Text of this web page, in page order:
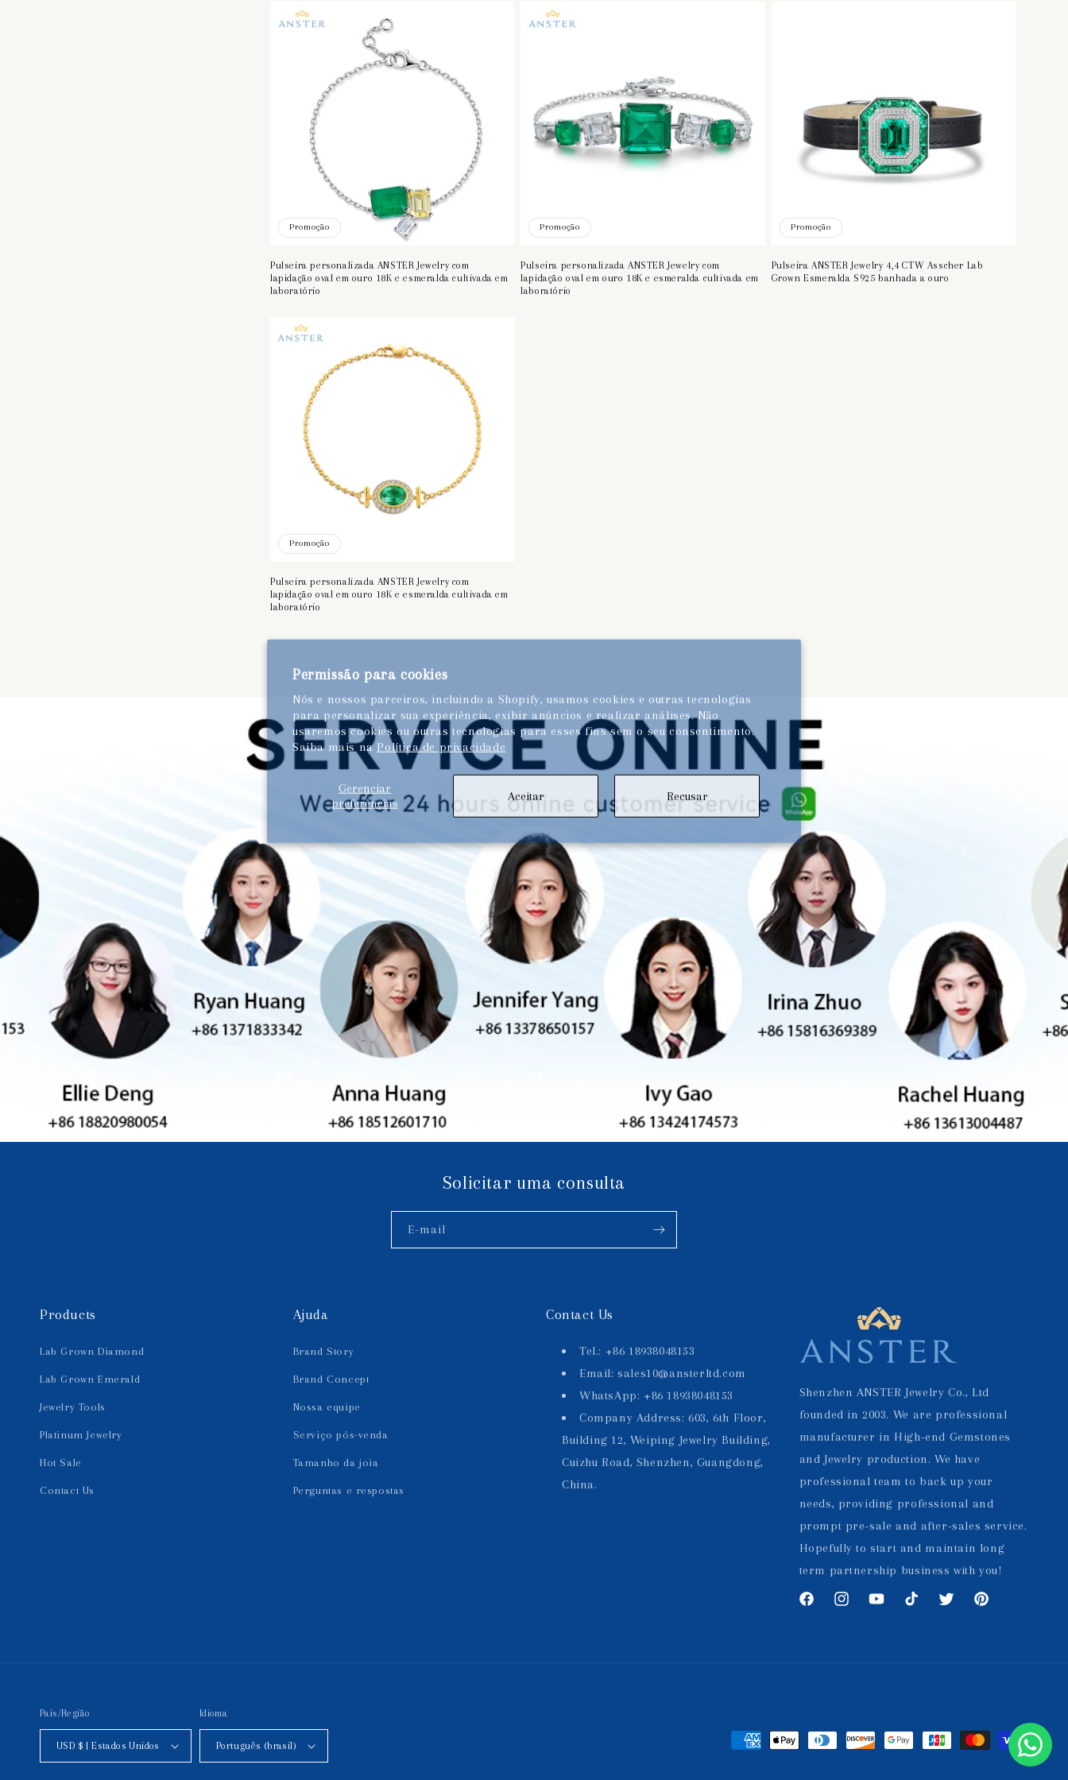
Permissão para cookies
Nós e nossos parceiros, incluindo a Shopify, usamos cookies e outras tecnologias
para personalizar sua experiência, exibir anúncios e realizar análises. Não
usaremos cookies ou outras tecnologias para esses fins sem o seu consentimento.
Saiba mais na Política de privacidade
Gerenciar
preferências
Aceitar Recusar
Promoção
Pulseira personalizada ANSTER Jewelry com
lapidação oval em ouro 18K e esmeralda cultivada em
laboratório
Promoção
Pulseira personalizada ANSTER Jewelry com
lapidação oval em ouro 18K e esmeralda cultivada em
laboratório
Promoção
Pulseira ANSTER Jewelry 4,4 CTW Asscher Lab
Grown Esmeralda S925 banhada a ouro
Promoção
Pulseira personalizada ANSTER Jewelry com
lapidação oval em ouro 18K e esmeralda cultivada em
laboratório
Solicitar uma consulta
E-mail
Products
Lab Grown Diamond
Lab Grown Emerald
Jewelry Tools
Platinum Jewelry
Hot Sale
Contact Us
Ajuda
Brand Story
Brand Concept
Nossa equipe
Serviço pós-venda
Tamanho da joia
Perguntas e respostas
Contact Us
Tel.: +86 18938048153
Email: sales10@ansterltd.com
WhatsApp: +86 18938048153
Company Address: 603, 6th Floor,
Building 12, Weiping Jewelry Building,
Cuizhu Road, Shenzhen, Guangdong,
China.
Shenzhen ANSTER Jewelry Co., Ltd
founded in 2003. We are professional
manufacturer in High-end Gemstones
and Jewelry production. We have
professional team to back up your
needs, providing professional and
prompt pre-sale and after-sales service.
Hopefully to start and maintain long
term partnership business with you!
FacebookInstagramYouTubeTikTok Twitter Pinterest
País/Região
USD $ | Estados Unidos
Idioma
Português (brasil)
Formas